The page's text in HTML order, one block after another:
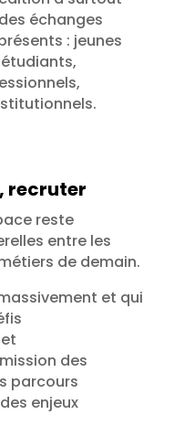
échanges
: jeunes
recruter
reste
entre les
de demain.
et qui
des
parcours
enjeux